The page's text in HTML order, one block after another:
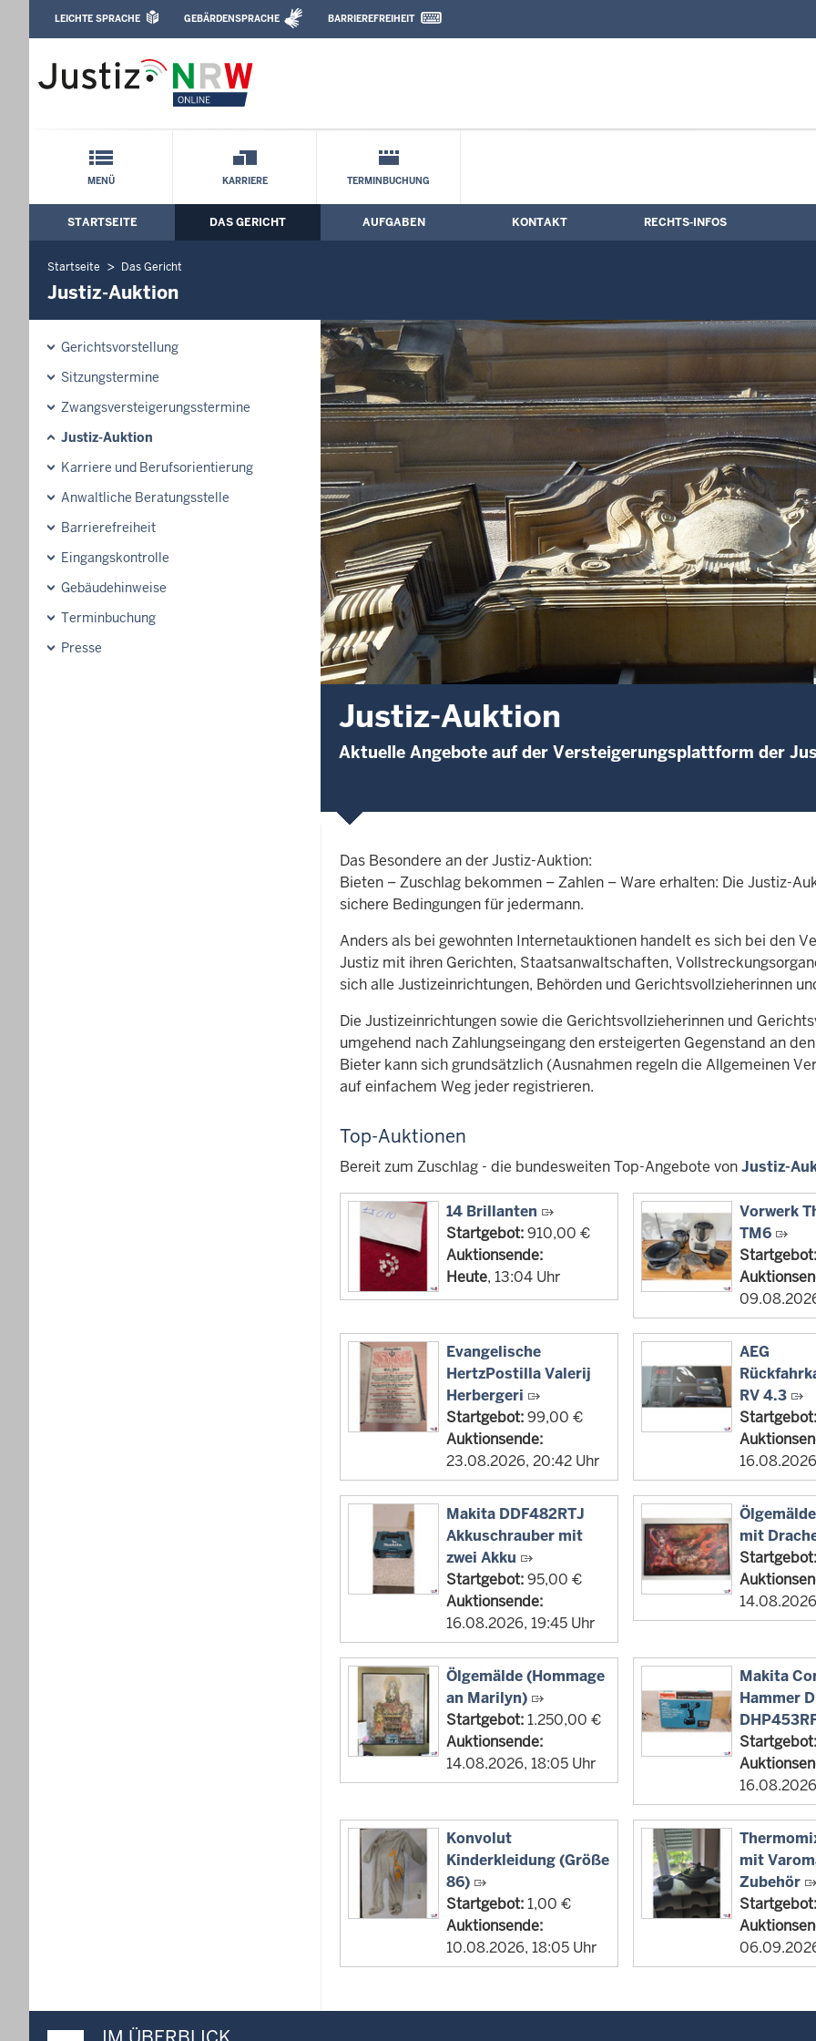
Amtsgericht Mönchengladbach: Justiz-Auktion
Leichte Sprache, Gebärdensprachenvideo und Kontaktformular
LEICHTE SPRACHE GEBÄRDENSPRACHE BARRIEREFREIHEIT
Schnellnavigation mit Volltext-Suche
MENÜ KARRIERE TERMINBUCHUNG
Hauptmenü: Hauptnavigation
STARTSEITE DAS GERICHT AUFGABEN KONTAKT RECHTS-INFOS
Startseite Das Gericht
Justiz-Auktion
Gerichtsvorstellung
Sitzungstermine
Zwangsversteigerungsstermine
Justiz-Auktion
Karriere und Berufsorientierung
Anwaltliche Beratungsstelle
Barrierefreiheit
Eingangskontrolle
Gebäudehinweise
Terminbuchung
Presse
Justiz-Auktion
Aktuelle Angebote auf der Versteigerungsplattform der
Das Besondere an der Justiz-Auktion:
Bieten – Zuschlag bekommen – Zahlen – Ware erhalten: Die Justiz-
sichere Bedingungen für jedermann.
Anders als bei gewohnten Internetauktionen handelt es sich bei den
Justiz mit ihren Gerichten, Staatsanwaltschaften,
sich alle Justizeinrichtungen, Behörden und Gerichtsvollzieherinnen
Die Justizeinrichtungen sowie die Gerichtsvollzieherinnen und
umgehend nach Zahlungseingang den ersteigerten Gegenstand an
Bieter kann sich grundsätzlich (Ausnahmen regeln die Allgemeinen
auf einfachem Weg jeder registrieren.
Top-Auktionen
Bereit zum Zuschlag - die bundesweiten Top-Angebote vonJustiz-
14 Brillanten
Startgebot:910,00 €
Auktionsende:
Heute, 13:04 Uhr
Vorwerk
TM6
Startgebot:
Evangelische
HertzPostilla Valerij
Herbergeri
Startgebot:99,00 €
Auktionsende:
23.08.2026, 20:42 Uhr
AEG
RV 4.3
Startgebot:
Makita DDF482RTJ
Akkuschrauber mit
zwei Akku
Startgebot:95,00 €
Auktionsende:
16.08.2026, 19:45 Uhr
mit
Startgebot:
Ölgemälde (Hommage
an Marilyn)
Startgebot:1.250,00 €
Auktionsende:
14.08.2026, 18:05 Uhr
Makita
Hammer
Startgebot:
Konvolut
Kinderkleidung (Größe
86)
Startgebot:1,00 €
Auktionsende:
10.08.2026, 18:05 Uhr
mit
Zubehör
Startgebot: